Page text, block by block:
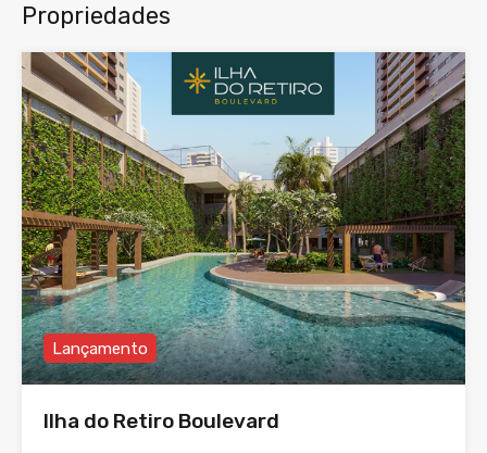
Propriedades
Lançamento
Ilha do Retiro Boulevard